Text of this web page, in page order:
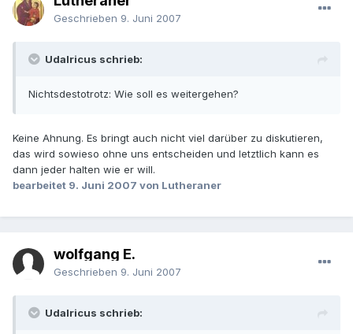
Geschrieben 9. Juni 2007
Udalricus schrieb:
Nichtsdestotrotz: Wie soll es weitergehen?
Keine Ahnung. Es bringt auch nicht viel darüber zu diskutieren,
das wird sowieso ohne uns entscheiden und letztlich kann es
dann jeder halten wie er will.
bearbeitet 9. Juni 2007 von Lutheraner
wolfgang E.
Geschrieben 9. Juni 2007
Udalricus schrieb: